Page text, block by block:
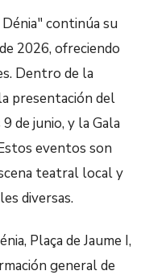
continúa su
2026, ofreciendo
Dentro de la
presentación del
de junio, y la Gala
eventos son
teatral local y
diversas.
Plaça de Jaume I,
general de